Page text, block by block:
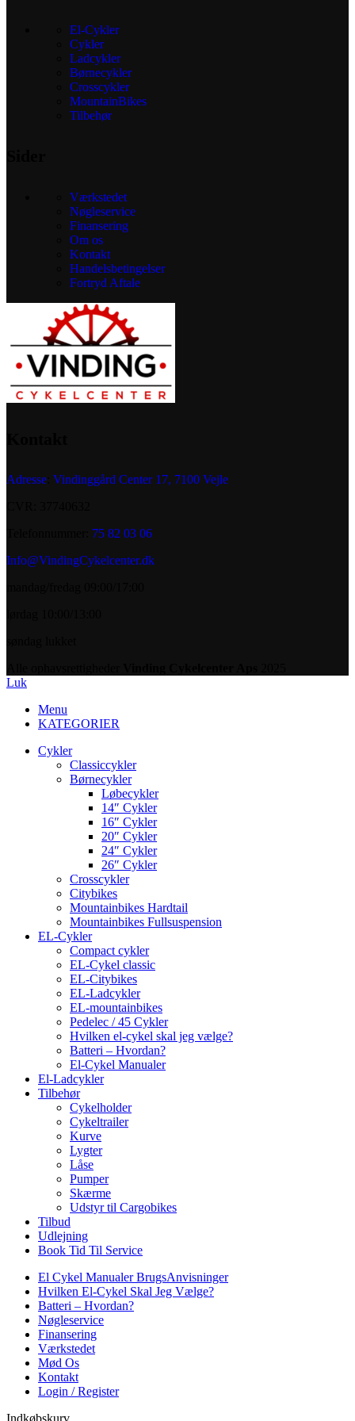
El-Cykler
Cykler
Ladcykler
Børnecykler
Crosscykler
MountainBikes
Tilbehør
Værkstedet
Nøgleservice
Finansering
Om os
Kontakt
Handelsbetingelser
Fortryd Aftale
Adresse Vindinggård Center 17, 7100 Vejle
75 82 03 06
Info@VindingCykelcenter.dk
Luk
Menu
KATEGORIER
Cykler
Classiccykler
Børnecykler
Løbecykler
14″ Cykler
16″ Cykler
20″ Cykler
24″ Cykler
26″ Cykler
Crosscykler
Citybikes
Mountainbikes Hardtail
Mountainbikes Fullsuspension
EL-Cykler
Compact cykler
EL-Cykel classic
EL-Citybikes
EL-Ladcykler
EL-mountainbikes
Pedelec / 45 Cykler
Hvilken el-cykel skal jeg vælge?
Batteri – Hvordan?
El-Cykel Manualer
El-Ladcykler
Tilbehør
Cykelholder
Cykeltrailer
Kurve
Lygter
Låse
Pumper
Skærme
Udstyr til Cargobikes
Tilbud
Udlejning
Book Tid Til Service
El Cykel Manualer BrugsAnvisninger
Hvilken El-Cykel Skal Jeg Vælge?
Batteri – Hvordan?
Nøgleservice
Finansering
Værkstedet
Mød Os
Kontakt
Login / Register